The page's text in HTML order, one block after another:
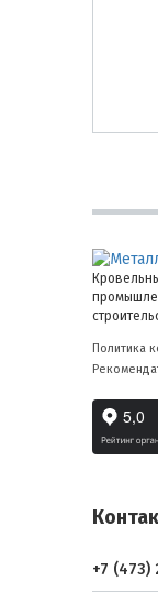
Политика
+7 (473)